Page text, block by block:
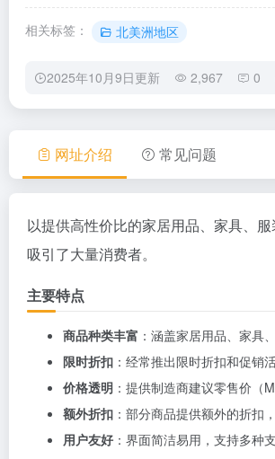
相关标签： 北美洲地区
2025年10月9日更新 2,967 0
网址介绍 常见问题
以提供高性价比的家居用品、家具、
吸引了大量消费者。
主要特点
商品种类丰富 ：涵盖家居用品、家具
限时折扣 ：经常推出限时折扣和促销
价格透明 ：提供制造商建议零售价（
额外折扣 ：部分商品提供额外的折扣
用户友好 ：界面简洁易用，支持多种